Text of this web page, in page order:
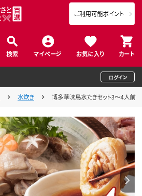
検索 マイページ お気に入り カート
ご利用可能ポイント
ログイン
水炊き 博多華味鳥水たきセット3～4人前